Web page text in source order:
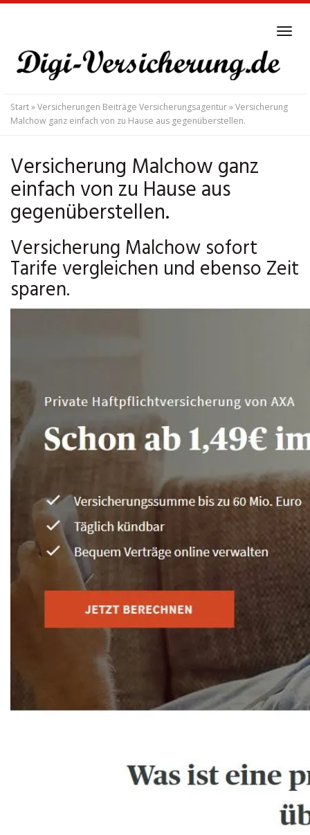
main
content
Start»Versicherungen Beiträge Versicherungsagentur»Versicherung
Malchow ganz einfach von zu Hause aus gegenüberstellen.
Versicherung Malchow ganz
einfach von zu Hause aus
gegenüberstellen.
Versicherung Malchow sofort
Tarife vergleichen und ebenso Zeit
sparen.